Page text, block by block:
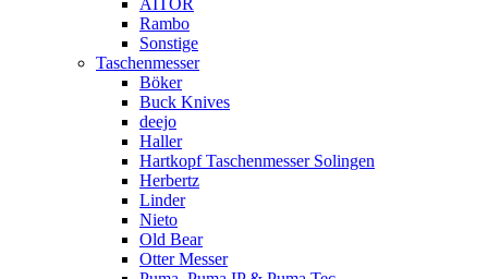
AITOR
Rambo
Sonstige
Taschenmesser
Böker
Buck Knives
deejo
Haller
Hartkopf Taschenmesser Solingen
Herbertz
Linder
Nieto
Old Bear
Otter Messer